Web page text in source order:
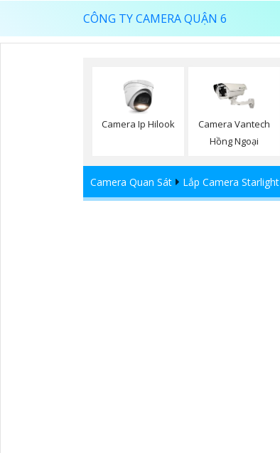
CÔNG TY CAMERA QUẬN 6
Camera Ip Hilook
Camera Vantech
Hồng Ngoại
Camera Quan Sát Lắp Camera Starlight